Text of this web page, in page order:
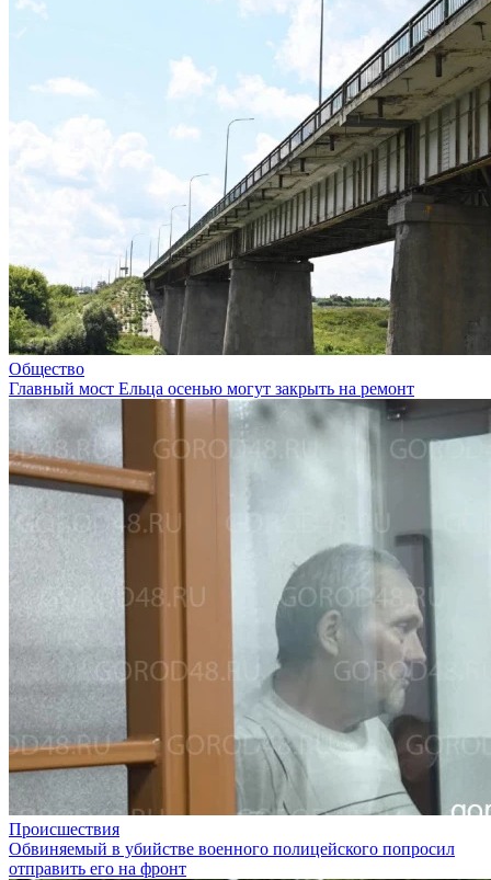
Общество
Главный мост Ельца осенью могут закрыть на ремонт
Происшествия
Обвиняемый в убийстве военного полицейского попросил
отправить его на фронт